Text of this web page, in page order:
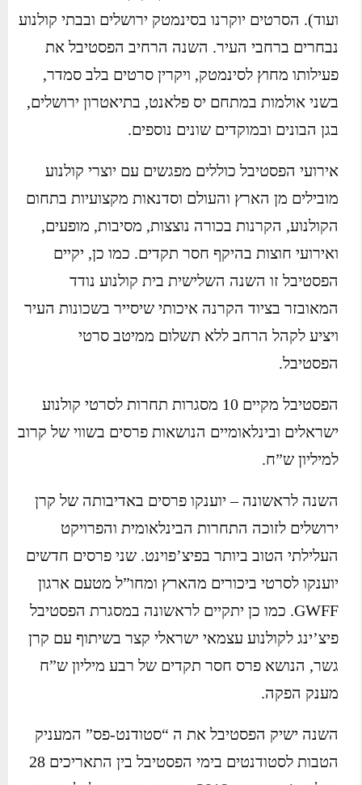
ועוד). הסרטים יוקרנו בסינמטק ירושלים ובבתי קולנוע
נבחרים ברחבי העיר. השנה הרחיב הפסטיבל את
פעילותו מחוץ לסינמטק, ויקרין סרטים בלב סמדר,
בשני אולמות במתחם יס פלאנט, בתיאטרון ירושלים,
בגן הבונים ובמוקדים שונים נוספים.
אירועי הפסטיבל כוללים מפגשים עם יוצרי קולנוע
מובילים מן הארץ והעולם וסדנאות מקצועיות בתחום
הקולנוע, הקרנות בכורה נוצצות, מסיבות, מופעים,
ואירועי חוצות בהיקף חסר תקדים. כמו כן, יקיים
הפסטיבל זו השנה השלישית בית קולנוע נודד
המאובזר בציוד הקרנה איכותי שיסייר בשכונות העיר
ויציע לקהל הרחב ללא תשלום ממיטב סרטי
הפסטיבל.
הפסטיבל מקיים 10 מסגרות תחרות לסרטי קולנוע
ישראלים ובינלאומיים הנושאות פרסים בשווי של קרוב
למיליון ש”ח.
השנה לראשונה – יוענקו פרסים באדיבותה של קרן
ירושלים לזוכה התחרות הבינלאומית והפרויקט
העלילתי הטוב ביותר בפיצ’פוינט. שני פרסים חדשים
יוענקו לסרטי ביכורים מהארץ ומחו”ל מטעם ארגון
GWFF. כמו כן יתקיים לראשונה במסגרת הפסטיבל
פיצ’ינג לקולנוע עצמאי ישראלי קצר בשיתוף עם קרן
גשר, הנושא פרס חסר תקדים של רבע מיליון ש”ח
מענק הפקה.
השנה ישיק הפסטיבל את ה “סטודנט-פס” המעניק
הטבות לסטודנטים בימי הפסטיבל בין התאריכים 28